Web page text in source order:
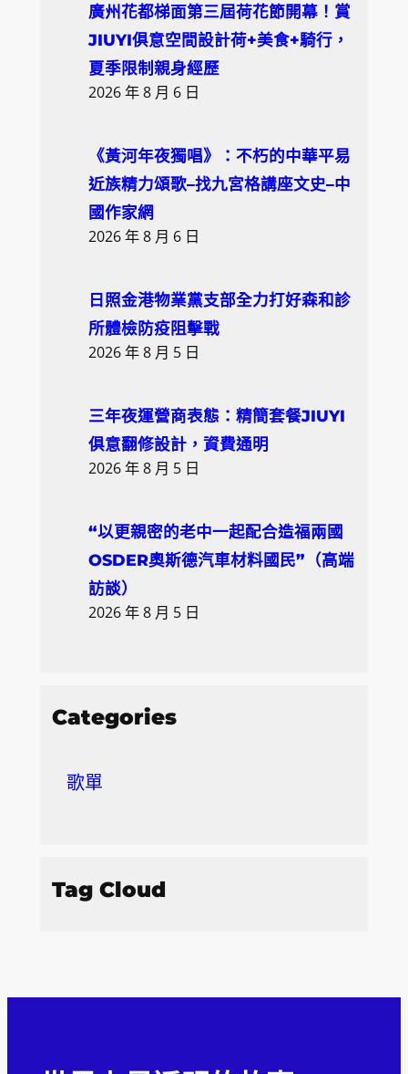
廣州花都梯面第三屆荷花節開幕！賞
JIUYI俱意空間設計荷+美食+騎行，
夏季限制親身經歷
2026 年 8 月 6 日
《黃河年夜獨唱》：不朽的中華平易
近族精力頌歌–找九宮格講座文史–中
國作家網
2026 年 8 月 6 日
日照金港物業黨支部全力打好森和診
所體檢防疫阻擊戰
2026 年 8 月 5 日
三年夜運營商表態：精簡套餐JIUYI
俱意翻修設計，資費通明
2026 年 8 月 5 日
“以更親密的老中一起配合造福兩國
OSDER奧斯德汽車材料國民”（高端
訪談）
2026 年 8 月 5 日
Categories
歌單
Tag Cloud